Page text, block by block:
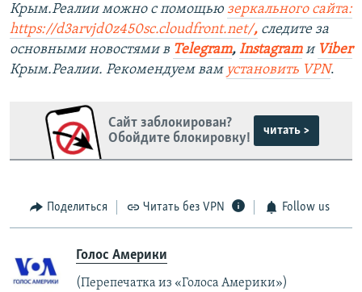
Крым.Реалии можно с помощью зеркального сайта:
https://d3arvjd0z450sc.cloudfront.net/, следите за
основными новостями в Telegram, Instagram и Viber
Крым.Реалии. Рекомендуем вам установить VPN.
Сайт заблокирован?
Обойдите блокировку!
читать >
Поделиться Читать без VPN Follow us
Голос Америки
(Перепечатка из «Голоса Америки»)